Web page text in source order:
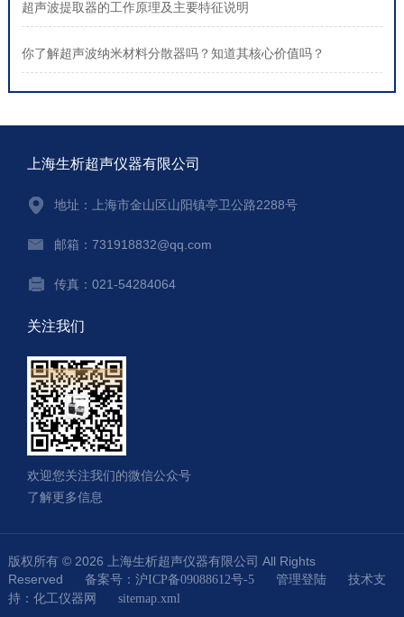
超声波提取器的工作原理及主要特征说明
你了解超声波纳米材料分散器吗？知道其核心价值吗？
上海生析超声仪器有限公司
地址：上海市金山区山阳镇亭卫公路2288号
邮箱：731918832@qq.com
传真：021-54284064
关注我们
欢迎您关注我们的微信公众号
了解更多信息
版权所有 © 2026 上海生析超声仪器有限公司 All Rights
Reserved 备案号：沪ICP备09088612号-5 管理登陆技术支
持： 化工仪器网 sitemap.xml